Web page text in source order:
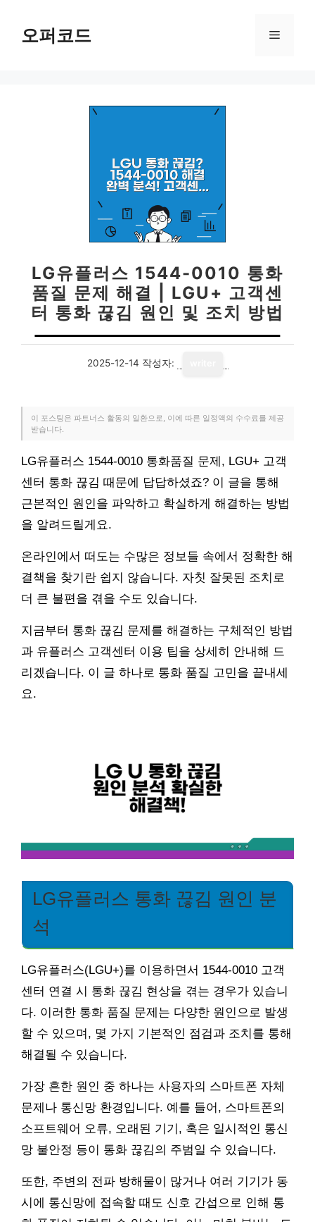
오퍼코드 메
LG유플러스 1544-0010 통화
품질 문제 해결 | LGU+ 고객센
터 통화 끊김 원인 및 조치 방법
2025-12-14 작성자:
이 포스팅은 파트너스 활동의 일환으로, 이에 따른 일정액의 수수료를 제공
받습니다.
LG유플러스 1544-0010 통화품질 문제, LGU+ 고객
센터 통화 끊김 때문에 답답하셨죠? 이 글을 통해
근본적인 원인을 파악하고 확실하게 해결하는 방법
을 알려드릴게요.
온라인에서 떠도는 수많은 정보들 속에서 정확한 해
결책을 찾기란 쉽지 않습니다. 자칫 잘못된 조치로
더 큰 불편을 겪을 수도 있습니다.
지금부터 통화 끊김 문제를 해결하는 구체적인 방법
과 유플러스 고객센터 이용 팁을 상세히 안내해 드
리겠습니다. 이 글 하나로 통화 품질 고민을 끝내세
요.
LG유플러스 통화 끊김 원인 분
석
LG유플러스(LGU+)를 이용하면서 1544-0010 고객
센터 연결 시 통화 끊김 현상을 겪는 경우가 있습니
다. 이러한 통화 품질 문제는 다양한 원인으로 발생
할 수 있으며, 몇 가지 기본적인 점검과 조치를 통해
해결될 수 있습니다.
가장 흔한 원인 중 하나는 사용자의 스마트폰 자체
문제나 통신망 환경입니다. 예를 들어, 스마트폰의
소프트웨어 오류, 오래된 기기, 혹은 일시적인 통신
망 불안정 등이 통화 끊김의 주범일 수 있습니다.
또한, 주변의 전파 방해물이 많거나 여러 기기가 동
시에 통신망에 접속할 때도 신호 간섭으로 인해 통